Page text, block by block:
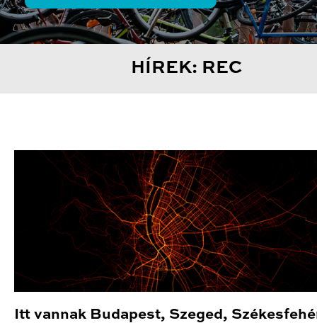
HÍREK: REC
Itt vannak Budapest, Szeged,